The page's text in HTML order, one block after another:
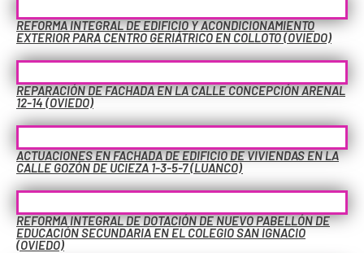
REFORMA INTEGRAL DE EDIFICIO Y ACONDICIONAMIENTO
EXTERIOR PARA CENTRO GERIÁTRICO EN COLLOTO (OVIEDO)
REPARACIÓN DE FACHADA EN LA CALLE CONCEPCIÓN ARENAL
12-14 (OVIEDO)
ACTUACIONES EN FACHADA DE EDIFICIO DE VIVIENDAS EN LA
CALLE GOZÓN DE UCIEZA 1-3-5-7 (LUANCO)
REFORMA INTEGRAL DE DOTACIÓN DE NUEVO PABELLÓN DE
EDUCACIÓN SECUNDARIA EN EL COLEGIO SAN IGNACIO
(OVIEDO)